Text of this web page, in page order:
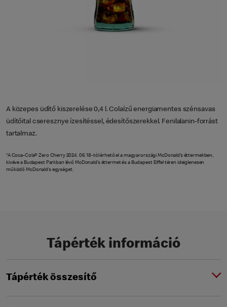
A közepes üdítő kiszerelése 0,4 l. Colaízű energiamentes szénsavas
üdítőital cseresznye ízesítéssel, édesítőszerekkel. Fenilalanin-forrást
tartalmaz.
*A Coca-Cola® Zero Cherry 2024. 06. 18-tól érhető el a magyarországi McDonald’s éttermekben,
kivéve a Budapest Parkban lévő McDonald’s éttermet és a Budapest Eiffel téren ideiglenesen
működő McDonald’s egységet.
Tápérték információ
Tápérték összesítő